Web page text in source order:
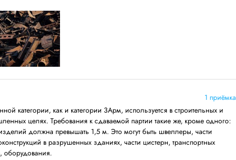
1 приёмка
категории, как и категории 3Арм, используется в строительных и
целях. Требования к сдаваемой партии такие же, кроме одного:
должна превышать 1,5 м. Это могут быть швеллеры, части
в разрушенных зданиях, части цистерн, транспортных
оборудования.